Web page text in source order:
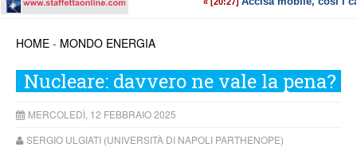
HOME - MONDO ENERGIA
Nucleare: davvero ne vale la pena?
MERCOLEDÌ, 12 FEBBRAIO 2025
SERGIO ULGIATI (UNIVERSITÀ DI NAPOLI PARTHENOPE)